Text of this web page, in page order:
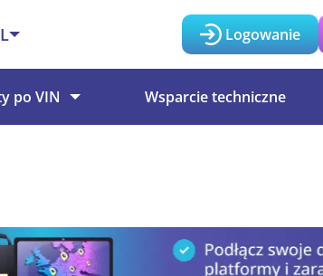
Logowanie
po VIN Wsparcie techniczne